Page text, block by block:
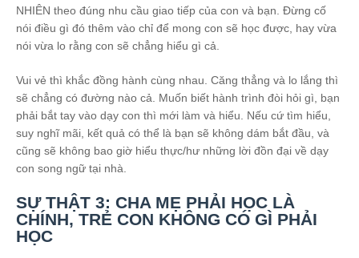
NHIÊN theo đúng nhu cầu giao tiếp của con và bạn. Đừng cố
nói điều gì đó thêm vào chỉ để mong con sẽ học được, hay vừa
nói vừa lo rằng con sẽ chẳng hiểu gì cả.
Vui vẻ thì khắc đồng hành cùng nhau. Căng thẳng và lo lắng thì
sẽ chẳng có đường nào cả. Muốn biết hành trình đòi hỏi gì, bạn
phải bắt tay vào dạy con thì mới làm và hiểu. Nếu cứ tìm hiểu,
suy nghĩ mãi, kết quả có thể là bạn sẽ không dám bắt đầu, và
cũng sẽ không bao giờ hiểu thực/hư những lời đồn đại về dạy
con song ngữ tại nhà.
SỰ THẬT 3: CHA MẸ PHẢI HỌC LÀ
CHÍNH, TRẺ CON KHÔNG CÓ GÌ PHẢI
HỌC